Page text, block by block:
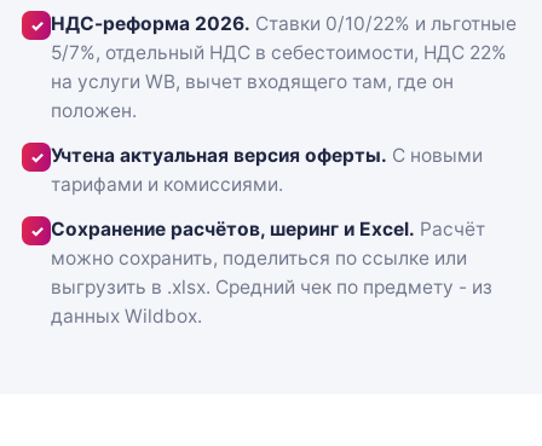
✓ НДС-реформа 2026. Ставки 0/10/22% и льготные
5/7%, отдельный НДС в себестоимости, НДС 22%
на услуги WB, вычет входящего там, где он
положен.
✓ Учтена актуальная версия оферты. С новыми
тарифами и комиссиями.
✓ Сохранение расчётов, шеринг и Excel. Расчёт
можно сохранить, поделиться по ссылке или
выгрузить в .xlsx. Средний чек по предмету - из
данных Wildbox.